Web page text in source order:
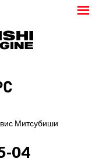
Митсубиши
04